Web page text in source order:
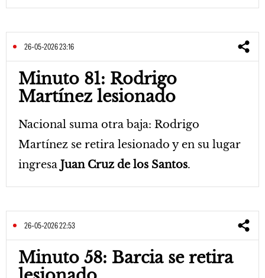
26-05-2026 23:16
Minuto 81: Rodrigo
Martínez lesionado
Nacional suma otra baja: Rodrigo
Martínez se retira lesionado y en su lugar
ingresa Juan Cruz de los Santos.
26-05-2026 22:53
Minuto 58: Barcia se retira